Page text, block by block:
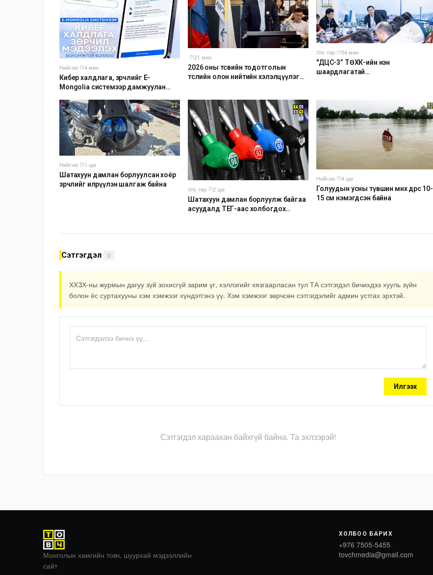
Нийгэм·
4 мин
Кибер халдлага, зөрчлийг E-
Mongolia системээр дамжуулан
·
21 мин
2026 оны төсвийн тодотголын
төслийн олон нийтийн хэлэлцүүлэг
Улс төр·
54 мин
"ДЦС-3” ТӨХК-ийн нэн
шаардлагатай
болов
Нийгэм·
1 цаг
Шатахуун дамлан борлуулсан хоёр
зөрчлийг илрүүлэн шалгаж байна
Улс төр·
2 цаг
Шатахуун дамлан борлуулж байгаа
асуудалд ТЕГ-аас холбогдох
Нийгэм·
4 цаг
Голуудын усны түвшин өмнөх өдрөөс 10-
15 см нэмэгдсэн байна
Сэтгэгдэл 0
ХХЗХ-ны журмын дагуу зүй зохисгүй зарим үг, хэллэгийг хязгаарласан тул ТА сэтгэгдэл бичихдээ хууль зүйн
болон ёс суртахууны хэм хэмжээг хүндэтгэнэ үү. Хэм хэмжээг зөрчсөн сэтгэгдэлийг админ устгах эрхтэй.
Илгээх
Сэтгэгдэл хараахан байхгүй байна. Та эхлээрэй!
Монголын хамгийн товч, шуурхай мэдээллийн
сайт
ХОЛБОО БАРИХ
+976 7505-5455
tovchmedia@gmail.com